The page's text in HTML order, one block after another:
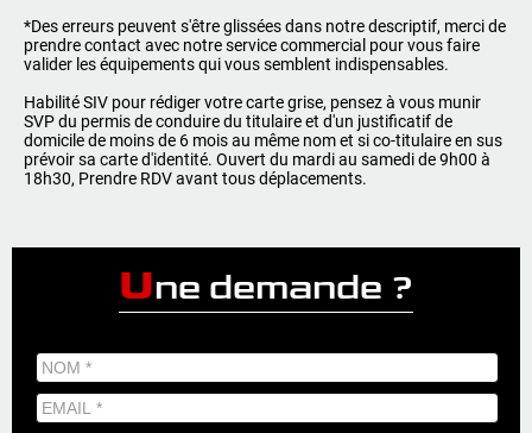
*Des erreurs peuvent s'être glissées dans notre descriptif, merci de
prendre contact avec notre service commercial pour vous faire
valider les équipements qui vous semblent indispensables.
Habilité SIV pour rédiger votre carte grise, pensez à vous munir
SVP du permis de conduire du titulaire et d'un justificatif de
domicile de moins de 6 mois au même nom et si co-titulaire en sus
prévoir sa carte d'identité. Ouvert du mardi au samedi de 9h00 à
18h30, Prendre RDV avant tous déplacements.
Une demande ?